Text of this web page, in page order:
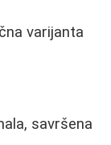
varijanta
savršena